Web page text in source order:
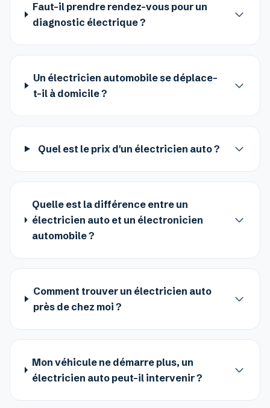
Faut-il prendre rendez-vous pour un
diagnostic électrique ?
Un électricien automobile se déplace-
t-il à domicile ?
Quel est le prix d'un électricien auto ?
Quelle est la différence entre un
électricien auto et un électronicien
automobile ?
Comment trouver un électricien auto
près de chez moi ?
Mon véhicule ne démarre plus, un
électricien auto peut-il intervenir ?